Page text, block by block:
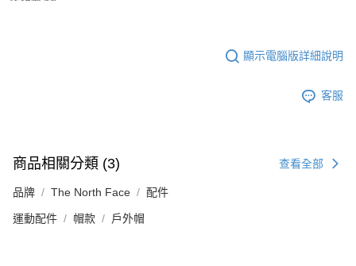
顯示電腦版詳細說明
客服
商品相關分類 (3) 查看全部
品牌 The North Face 配件
運動配件 帽款 戶外帽